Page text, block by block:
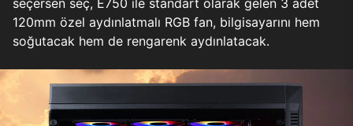
seçersen seç, E750 ile standart olarak gelen 3 adet
120mm özel aydınlatmalı RGB fan, bilgisayarını hem
soğutacak hem de rengarenk aydınlatacak.